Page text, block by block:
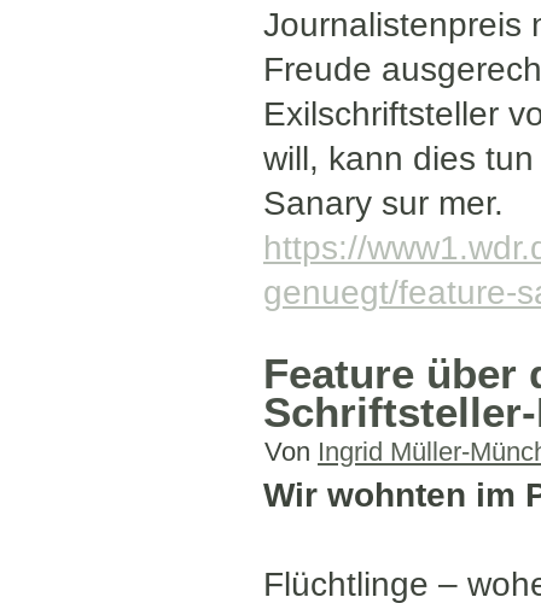
Journalistenpreis
Freude
Exilschriftsteller
will, kann dies
Sanary sur mer.
https://
genuegt/feature-
Feature über
Von Ingrid Müller-
Wir wohnten im
Flüchtlinge –